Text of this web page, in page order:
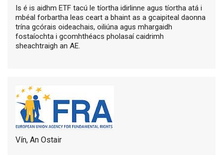
Is é is aidhm ETF tacú le tíortha idirlinne agus tíortha atá i
mbéal forbartha leas ceart a bhaint as a gcaipiteal daonna
trína gcórais oideachais, oiliúna agus mhargaidh
fostaíochta i gcomhthéacs pholasaí caidrimh
sheachtraigh an AE.
Vín, An Ostair